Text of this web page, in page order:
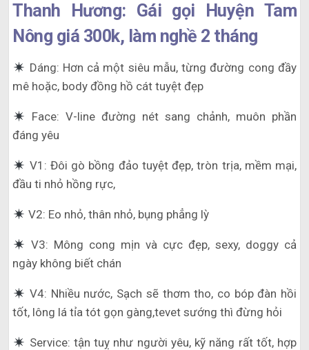
Thanh Hương: Gái gọi Huyện Tam
Nông giá 300k, làm nghề 2 tháng
Dáng: Hơn cả một siêu mẫu, từng đường cong đầy
mê hoặc, body đồng hồ cát tuyệt đẹp
Face: V-line đường nét sang chảnh, muôn phần
đáng yêu
V1: Đôi gò bồng đảo tuyệt đẹp, tròn trịa, mềm mại,
đầu ti nhỏ hồng rực,
V2: Eo nhỏ, thân nhỏ, bụng phẳng lỳ
V3: Mông cong mịn và cực đẹp, sexy, doggy cả
ngày không biết chán
V4: Nhiều nước, Sạch sẽ thơm tho, co bóp đàn hồi
tốt, lông lá tỉa tót gọn gàng,tevet sướng thì đừng hỏi
Service: tận tuỵ như người yêu, kỹ năng rất tốt, hợp